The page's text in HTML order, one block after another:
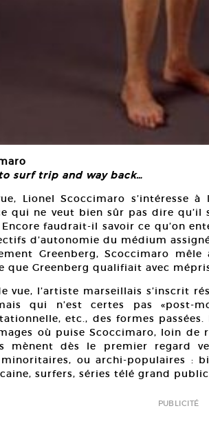
surf trip and way back…
Lionel Scoccimaro s’intéresse
qui ne veut bien sûr pas dire
faudrait-il savoir ce qu’on
d’autonomie du médium
Greenberg, Scoccimaro
que Greenberg qualifiait avec
vue, l’artiste marseillais s’inscrit
qui n’est certes pas «post-
etc., des formes
où puise Scoccimaro, loin de
mènent dès le premier regard
minoritaires, ou archi-populaires :
surfers, séries télé grand
PUBLICITÉ